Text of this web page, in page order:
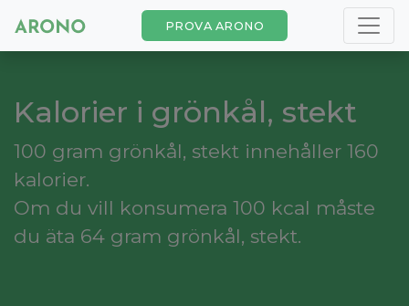
PROVA ARONO
Kalorier i grönkål, stekt
100 gram grönkål, stekt innehåller 160
kalorier.
Om du vill konsumera 100 kcal måste
du äta 64 gram grönkål, stekt.